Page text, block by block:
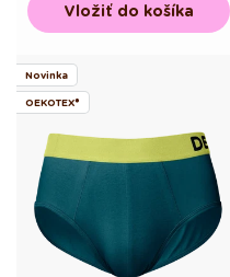
Vložiť do košíka
Novinka
OEKOTEX®